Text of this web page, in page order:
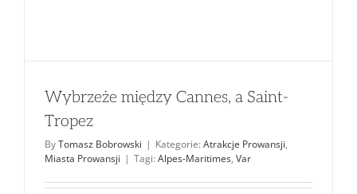
Wybrzeże między Cannes, a Saint-
Tropez
ByTomasz Bobrowski | Kategorie: Atrakcje Prowansji,
Miasta Prowansji | Tagi: Alpes-Maritimes, Var